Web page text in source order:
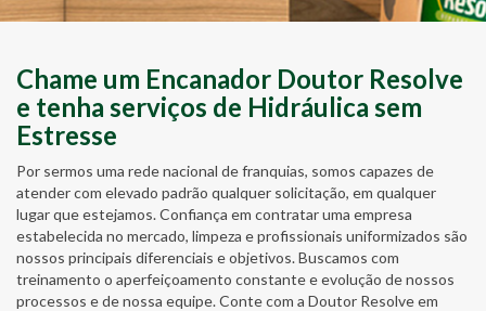
Chame um Encanador Doutor Resolve
e tenha serviços de Hidráulica sem
Estresse
Por sermos uma rede nacional de franquias, somos capazes de
atender com elevado padrão qualquer solicitação, em qualquer
lugar que estejamos. Confiança em contratar uma empresa
estabelecida no mercado, limpeza e profissionais uniformizados são
nossos principais diferenciais e objetivos. Buscamos com
treinamento o aperfeiçoamento constante e evolução de nossos
processos e de nossa equipe. Conte com a Doutor Resolve em